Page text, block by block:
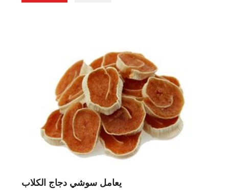
يعامل سوشي دجاج الكلاب